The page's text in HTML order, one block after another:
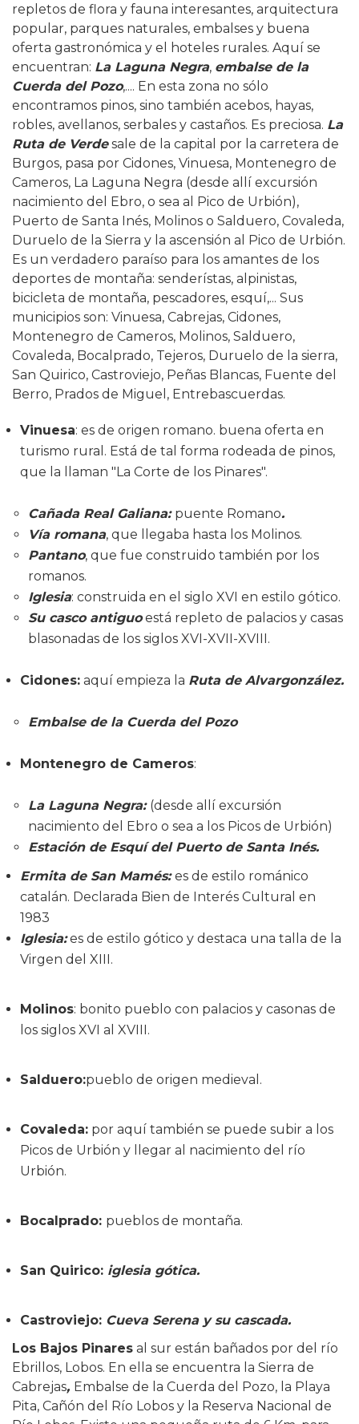
repletos de flora y fauna interesantes, arquitectura
popular, parques naturales, embalses y buena
oferta gastronómica y el hoteles rurales. Aquí se
encuentran: La Laguna Negra, embalse de la
Cuerda del Pozo,.... En esta zona no sólo
encontramos pinos, sino también acebos, hayas,
robles, avellanos, serbales y castaños. Es preciosa. La
Ruta de Verdesale de la capital por la carretera de
Burgos, pasa por Cidones, Vinuesa, Montenegro de
Cameros, La Laguna Negra (desde allí excursión
nacimiento del Ebro, o sea al Pico de Urbión),
Puerto de Santa Inés, Molinos o Salduero, Covaleda,
Duruelo de la Sierra y la ascensión al Pico de Urbión.
Es un verdadero paraíso para los amantes de los
deportes de montaña: senderístas, alpinistas,
bicicleta de montaña, pescadores, esquí,... Sus
municipios son: Vinuesa, Cabrejas, Cidones,
Montenegro de Cameros, Molinos, Salduero,
Covaleda, Bocalprado, Tejeros, Duruelo de la sierra,
San Quirico, Castroviejo, Peñas Blancas, Fuente del
Berro, Prados de Miguel, Entrebascuerdas.
Vinuesa: es de origen romano. buena oferta en
turismo rural. Está de tal forma rodeada de pinos,
que la llaman "La Corte de los Pinares".
Cañada Real Galiana: puente Romano.
Vía romana, que llegaba hasta los Molinos.
Pantano, que fue construido también por los
romanos.
Iglesia: construida en el siglo XVI en estilo gótico.
Su casco antiguoestá repleto de palacios y casas
blasonadas de los siglos XVI-XVII-XVIII.
Cidones: aquí empieza la Ruta de Alvargonzález.
Embalse de la Cuerda del Pozo
Montenegro de Cameros:
La Laguna Negra: (desde allí excursión
nacimiento del Ebro o sea a los Picos de Urbión)
Estación de Esquí del Puerto de Santa Inés.
Ermita de San Mamés:es de estilo románico
catalán. Declarada Bien de Interés Cultural en
1983
Iglesia:es de estilo gótico y destaca una talla de la
Virgen del XIII.
Molinos: bonito pueblo con palacios y casonas de
los siglos XVI al XVIII.
Salduero:pueblo de origen medieval.
Covaleda: por aquí también se puede subir a los
Picos de Urbión y llegar al nacimiento del río
Urbión.
Bocalprado: pueblos de montaña.
San Quirico: iglesia gótica.
Castroviejo: Cueva Serena y su cascada.
Los Bajos Pinares al sur están bañados por del río
Ebrillos, Lobos. En ella se encuentra la Sierra de
Cabrejas, Embalse de la Cuerda del Pozo, la Playa
Pita, Cañón del Río Lobos y la Reserva Nacional de